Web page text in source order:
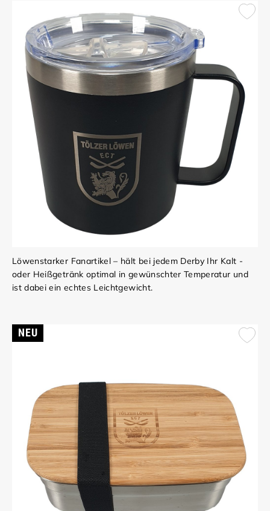
Löwenstarker Fanartikel – hält bei jedem Derby Ihr Kalt -
oder Heißgetränk optimal in gewünschter Temperatur und
ist dabei ein echtes Leichtgewicht.
NEU